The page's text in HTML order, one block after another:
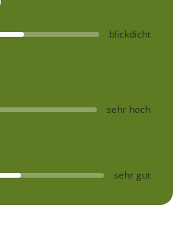
blickdicht
sehr hoch
sehr gut